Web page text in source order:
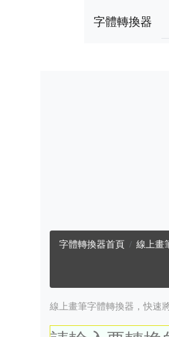
字體轉換器
字體轉換器首頁 線上畫
線上畫筆字體轉換器，快速